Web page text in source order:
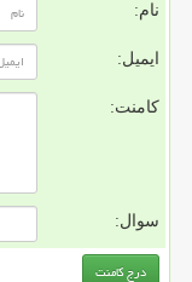
نام:
ایمیل:
کامنت:
سوال: